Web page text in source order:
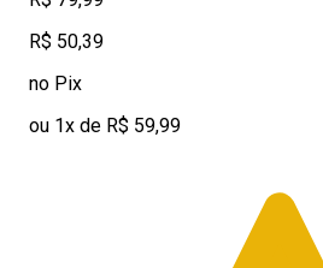
R$ 50,39
no Pix
ou 1x de R$ 59,99